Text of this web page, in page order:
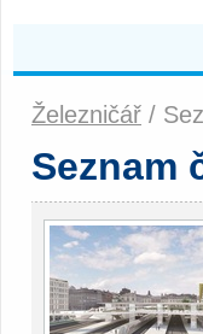
Železničář /
Seznam